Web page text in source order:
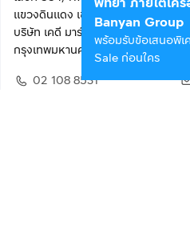
แขวงดินแดง เขตดินแดง
บริษัท เคดี มาร์เก็ตเพลส จำกัด (สำนัก
กรุงเทพมหานคร 10400
02 108 8531
Banyan Group
พร้อมรับข้อเสนอพิเ
Sale ก่อนใคร